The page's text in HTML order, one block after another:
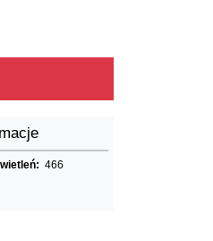
466